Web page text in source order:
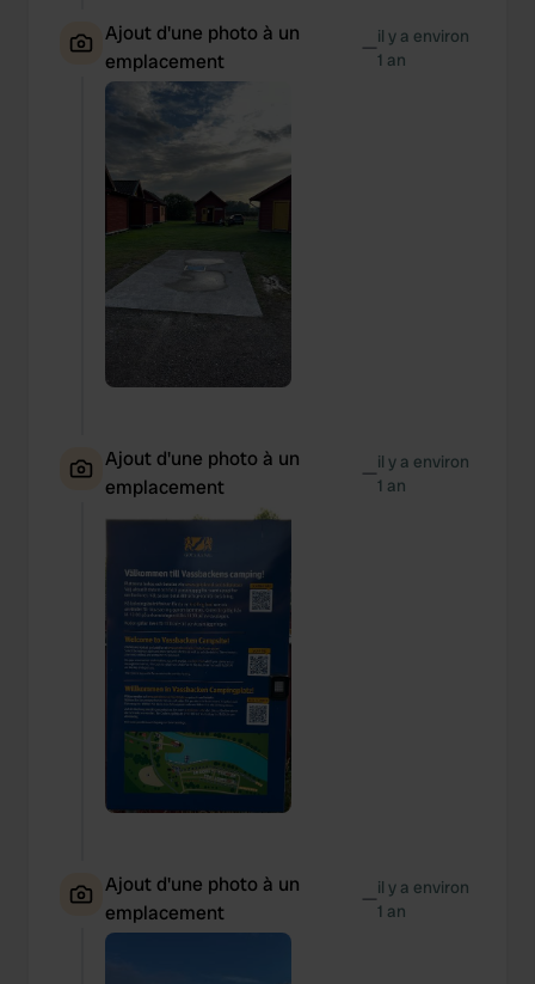
Ajout d'une photo à un
emplacement
—il y a environ
1 an
Ajout d'une photo à un
emplacement
—il y a environ
1 an
Ajout d'une photo à un
emplacement
—il y a environ
1 an